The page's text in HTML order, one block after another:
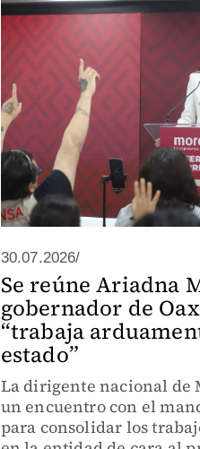
30.07.2026/
Se reúne Ariadna
gobernador de
“trabaja
estado”
La dirigente nacional de
un encuentro con el
para consolidar los